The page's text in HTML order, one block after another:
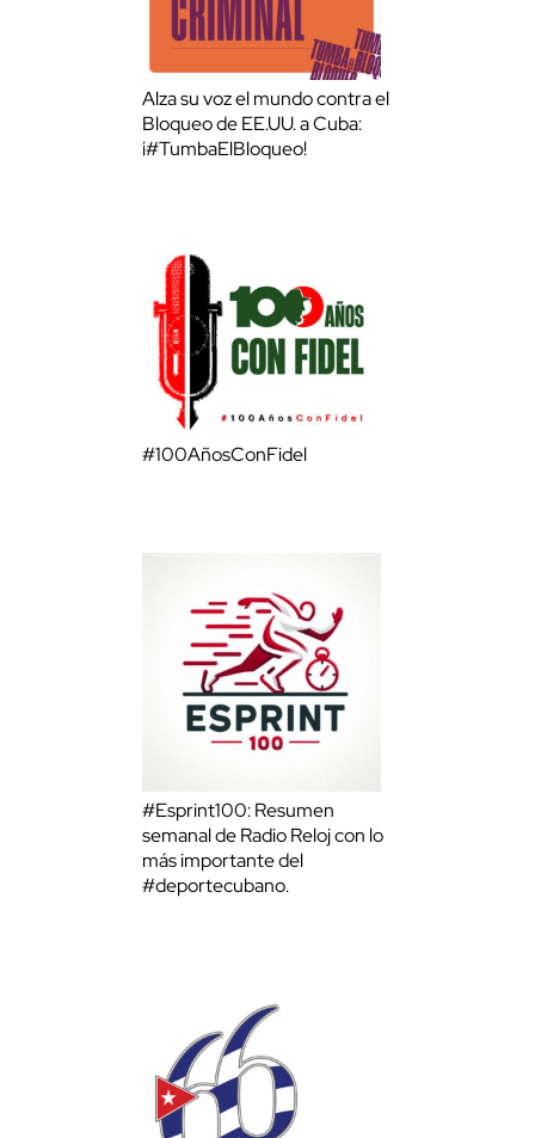
Alza su voz el mundo contra el
Bloqueo de EE.UU. a Cuba:
¡#TumbaElBloqueo!
#100AñosConFidel
#Esprint100: Resumen
semanal de Radio Reloj con lo
más importante del
#deportecubano.